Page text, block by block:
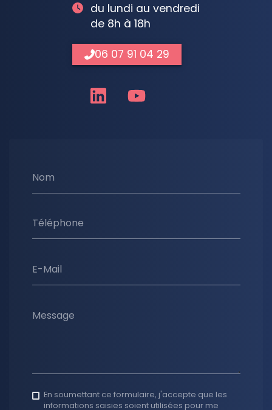
Nom
Téléphone
E-Mail
Message
En soumettant ce formulaire, j'accepte que les
informations saisies soient utilisées pour me
du lundi au vendredi
de 8h à 18h
06 07 91 04 29